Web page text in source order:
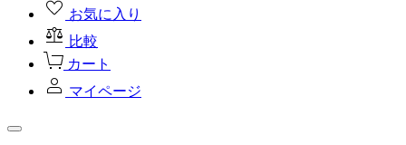
お気に入り
比較
カート
マイページ